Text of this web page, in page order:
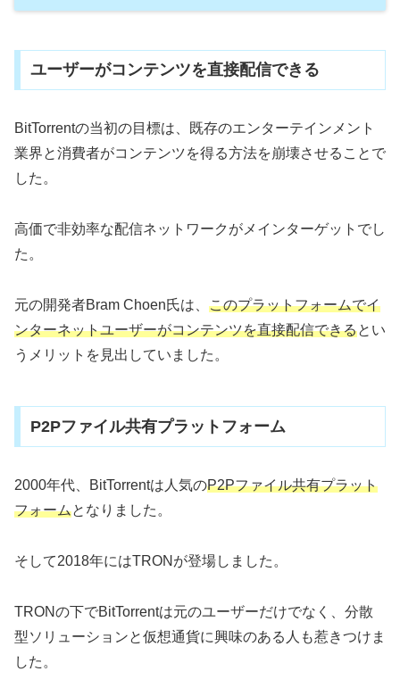
ユーザーがコンテンツを直接配信できる
BitTorrentの当初の目標は、既存のエンターテインメント
業界と消費者がコンテンツを得る方法を崩壊させることで
した。
高価で非効率な配信ネットワークがメインターゲットでし
た。
元の開発者Bram Choen氏は、 このプラットフォームでイ
ンターネットユーザーがコンテンツを直接配信できるとい
うメリットを見出していました。
P2Pファイル共有プラットフォーム
2000年代、BitTorrentは人気のP2Pファイル共有プラット
フォームとなりました。
そして2018年にはTRONが登場しました。
TRONの下でBitTorrentは元のユーザーだけでなく、分散
型ソリューションと仮想通貨に興味のある人も惹きつけま
した。